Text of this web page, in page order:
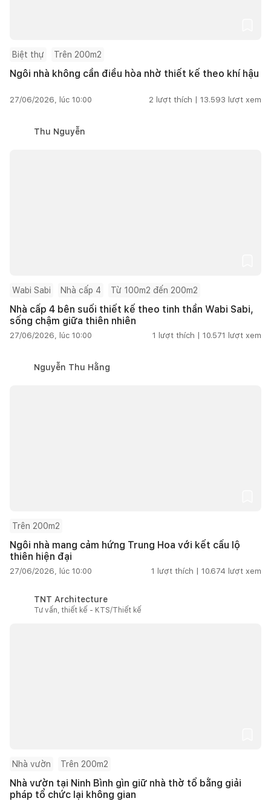
Biệt thự Trên 200m2
Ngôi nhà không cần điều hòa nhờ thiết kế theo khí hậu
27/06/2026, lúc 10:00 2 lượt thích | 13.593 lượt xem
Thu Nguyễn
Wabi Sabi Nhà cấp 4 Từ 100m2 đến 200m2
Nhà cấp 4 bên suối thiết kế theo tinh thần Wabi Sabi,
sống chậm giữa thiên nhiên
27/06/2026, lúc 10:00 1 lượt thích | 10.571 lượt xem
Nguyễn Thu Hằng
Trên 200m2
Ngôi nhà mang cảm hứng Trung Hoa với kết cấu lộ
thiên hiện đại
27/06/2026, lúc 10:00 1 lượt thích | 10.674 lượt xem
TNT Architecture
Tư vấn, thiết kế - KTS/Thiết kế
Nhà vườn Trên 200m2
Nhà vườn tại Ninh Bình gìn giữ nhà thờ tổ bằng giải
pháp tổ chức lại không gian